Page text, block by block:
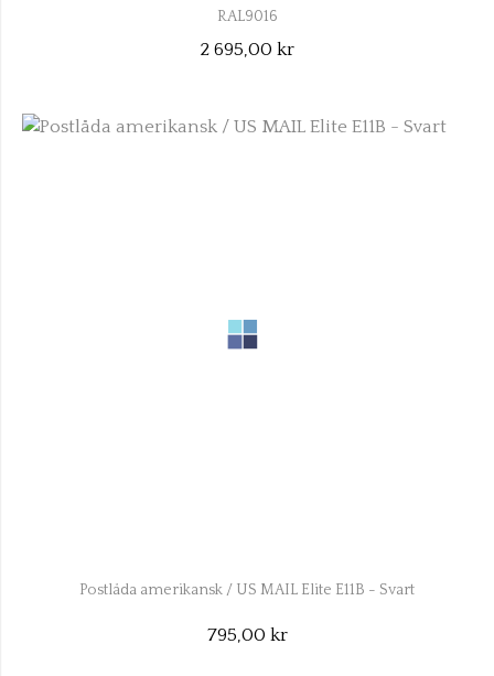
RAL9016
2 695,00 kr
Postlåda amerikansk / US MAIL Elite E11B - Svart
795,00 kr